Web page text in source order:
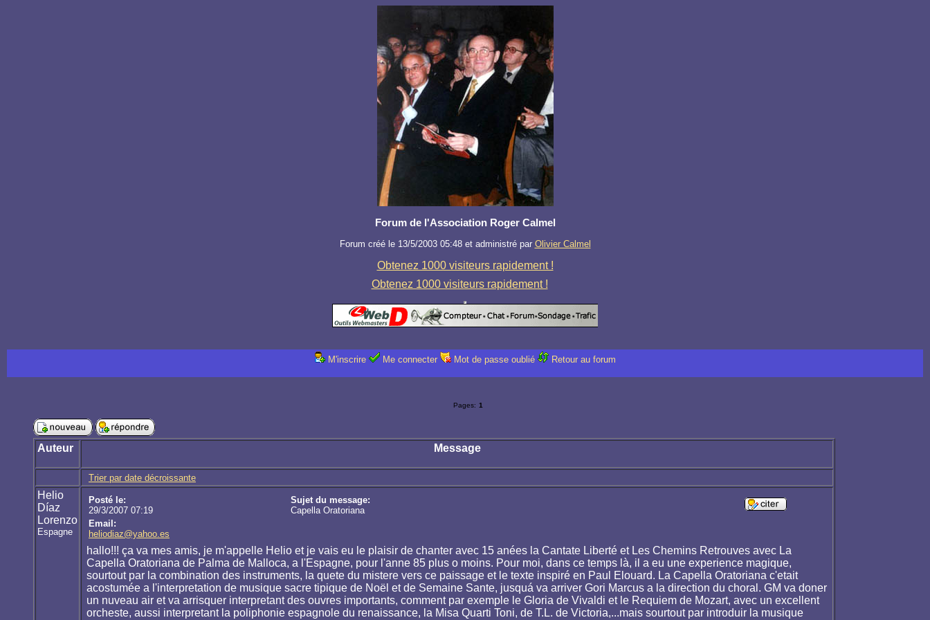
Forum de l'Association Roger Calmel
Forum créé le 13/5/2003 05:48 et administré par Olivier Calmel
Obtenez 1000 visiteurs rapidement !
Obtenez 1000 visiteurs rapidement !
M'inscrire Me connecter Mot de passe oublié Retour au forum
Pages: 1
Auteur Message
Trier par date décroissante
Helio
Díaz
Lorenzo
Espagne
Posté le:
29/3/2007 07:19
Sujet du message:
Capella Oratoriana
Email:
heliodiaz@yahoo.es
hallo!!! ça va mes amis, je m'appelle Helio et je vais eu le plaisir de chanter avec 15 anées la Cantate Liberté et Les Chemins Retrouves avec La
Capella Oratoriana de Palma de Malloca, a l'Espagne, pour l'anne 85 plus o moins. Pour moi, dans ce temps là, il a eu une experience magique,
sourtout par la combination des instruments, la quete du mistere vers ce paissage et le texte inspiré en Paul Elouard. La Capella Oratoriana c'etait
acostumée a l'interpretation de musique sacre tipique de Noël et de Semaine Sante, jusquá va arriver Gori Marcus a la direction du choral. GM va doner
un nuveau air et va arrisquer interpretant des ouvres importants, comment par exemple le Gloria de Vivaldi et le Requiem de Mozart, avec un excellent
orcheste, aussi interpretant la poliphonie espagnole du renaissance, la Misa Quarti Toni, de T.L. de Victoria,...mais sourtout par introduir la musique